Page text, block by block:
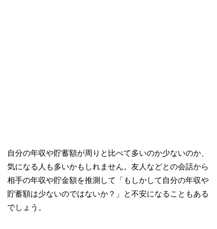
自分の年収や貯蓄額が周りと比べて多いのか少ないのか、
気になる人も多いかもしれません。友人などとの会話から
相手の年収や貯金額を推測して「もしかして自分の年収や
貯蓄額は少ないのではないか？」と不安になることもある
でしょう。